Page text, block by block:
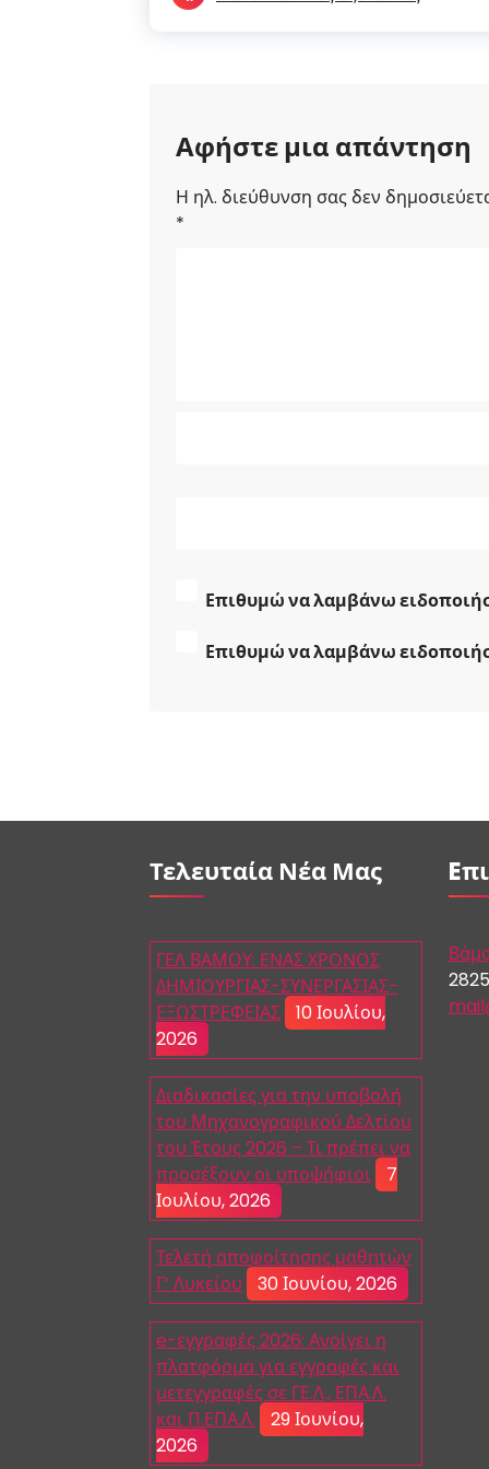
νέο σε
Αφήστε μια απάντηση
Η ηλ. διεύθυνση σας δεν
*
Επιθυμώ να λαμβάνω
Επιθυμώ να λαμβάνω
Τελευταία Νέα Μας
ΓΕΛ ΒΑΜΟΥ: ΕΝΑΣ ΧΡΟΝΟΣ
ΔΗΜΙΟΥΡΓΙΑΣ-ΣΥΝΕΡΓΑΣΙΑΣ-
ΕΞΩΣΤΡΕΦΕΙΑΣ
10 Ιουλίου,
2026
Διαδικασίες για την υποβολή
του Μηχανογραφικού Δελτίου
του Έτους 2026 – Τι πρέπει να
προσέξουν οι υποψήφιοι
7
Ιουλίου, 2026
Τελετή αποφοίτησης μαθητών
Γ’ Λυκείου
30 Ιουνίου, 2026
e-εγγραφές 2026: Ανοίγει η
πλατφόρμα για εγγραφές και
μετεγγραφές σε ΓΕ.Λ., ΕΠΑ.Λ.
και Π.ΕΠΑ.Λ.
29 Ιουνίου,
2026